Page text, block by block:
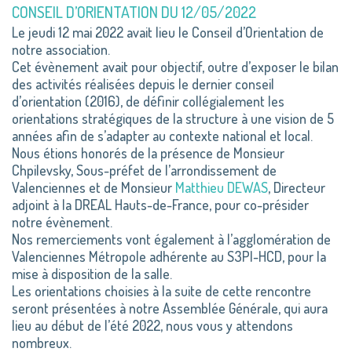
CONSEIL D’ORIENTATION DU 12/05/2022
Le jeudi 12 mai 2022 avait lieu le Conseil d’Orientation de
notre association.
Cet évènement avait pour objectif, outre d’exposer le bilan
des activités réalisées depuis le dernier conseil
d’orientation (2016), de définir collégialement les
orientations stratégiques de la structure à une vision de 5
années afin de s’adapter au contexte national et local.
Nous étions honorés de la présence de Monsieur
Chpilevsky, Sous-préfet de l’arrondissement de
Valenciennes et de Monsieur Matthieu DEWAS, Directeur
adjoint à la DREAL Hauts-de-France, pour co-présider
notre évènement.
Nos remerciements vont également à l’agglomération de
Valenciennes Métropole adhérente au S3PI-HCD, pour la
mise à disposition de la salle.
Les orientations choisies à la suite de cette rencontre
seront présentées à notre Assemblée Générale, qui aura
lieu au début de l’été 2022, nous vous y attendons
nombreux.